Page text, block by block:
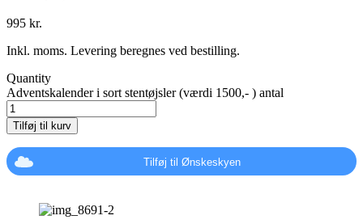
995 kr.
Inkl. moms. Levering beregnes ved bestilling.
Quantity
Adventskalender i sort stentøjsler (værdi 1500,- ) antal
Tilføj til kurv
Tilføj til Ønskeskyen